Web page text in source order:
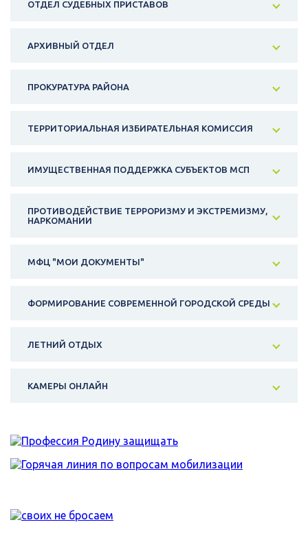
ОТДЕЛ СУДЕБНЫХ ПРИСТАВОВ
АРХИВНЫЙ ОТДЕЛ
ПРОКУРАТУРА РАЙОНА
ТЕРРИТОРИАЛЬНАЯ ИЗБИРАТЕЛЬНАЯ КОМИССИЯ
ИМУЩЕСТВЕННАЯ ПОДДЕРЖКА СУБЪЕКТОВ МСП
ПРОТИВОДЕЙСТВИЕ ТЕРРОРИЗМУ И ЭКСТРЕМИЗМУ,
НАРКОМАНИИ
МФЦ "МОИ ДОКУМЕНТЫ"
ФОРМИРОВАНИЕ СОВРЕМЕННОЙ ГОРОДСКОЙ СРЕДЫ
ЛЕТНИЙ ОТДЫХ
КАМЕРЫ ОНЛАЙН